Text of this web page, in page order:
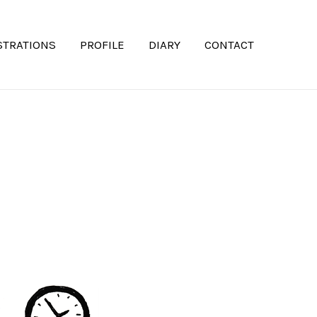
PROFILE DIARY CONTACT